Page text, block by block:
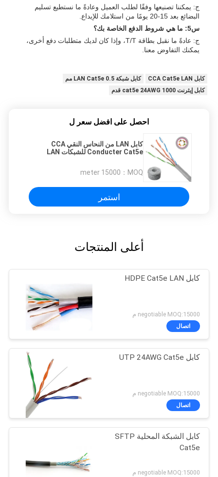
ج: يمكننا تصنيعها وفقًا لطلب العميل وعادةً ما نستطيع تسليم
البضائع بعد 15-20 يومًا من استلامك للإيداع.
س5: ما هي شروط الدفع الخاصة بك؟
ج: عادةً ما نقبل بطاقة T/T، وإذا كان لديك متطلبات دفع أخرى،
يمكنك التفاوض معنا.
كابل CCA Cat5e LAN
كابل شبكة LAN Cat5e 0.5 مم
كابل إيثرنت cat5e 24AWG 1000 قدم
احصل على افضل سعر ل
كابل LAN من النحاس النقي CCA
Conducter Cat5e للشبكات LAN
MOQ：
15000 meter
استمر
أعلى المنتجات
كابل HDPE Cat5e LAN
negotiable MOQ:15000 م
اتصال
كابل UTP 24AWG Cat5e
negotiable MOQ:15000 م
اتصال
كابل الشبكة المحلية SFTP
Cat5e
negotiable MOQ:15000 م